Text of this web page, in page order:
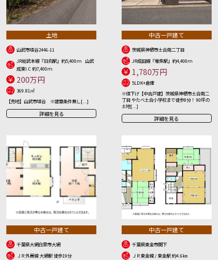
土地
山武市埴谷2446-11
JR総武本線『日向駅』約5,400ｍ 山武
成東I.C 約7,400ｍ
200万円
369.81㎡
【売地】山武市埴谷 ※建築条件無し[...]
詳細を見る
中古一戸建て
茨城県神栖市土合南二丁目
JR成田線『椎柴駅』約4,400ｍ
1,780万円
5LDK+倉庫
※値下げ【中古戸建】茨城県神栖市土合南二
丁目 やたべ土合小学校まで徒歩8分！ 90坪の
土地[...]
詳細を見る
中古一戸建て
千葉県大網白里市大網
ＪＲ外房線 大網駅 徒歩19分
中古一戸建て
千葉県東金市関下
ＪＲ東金線 / 東金駅 約4.6㎞